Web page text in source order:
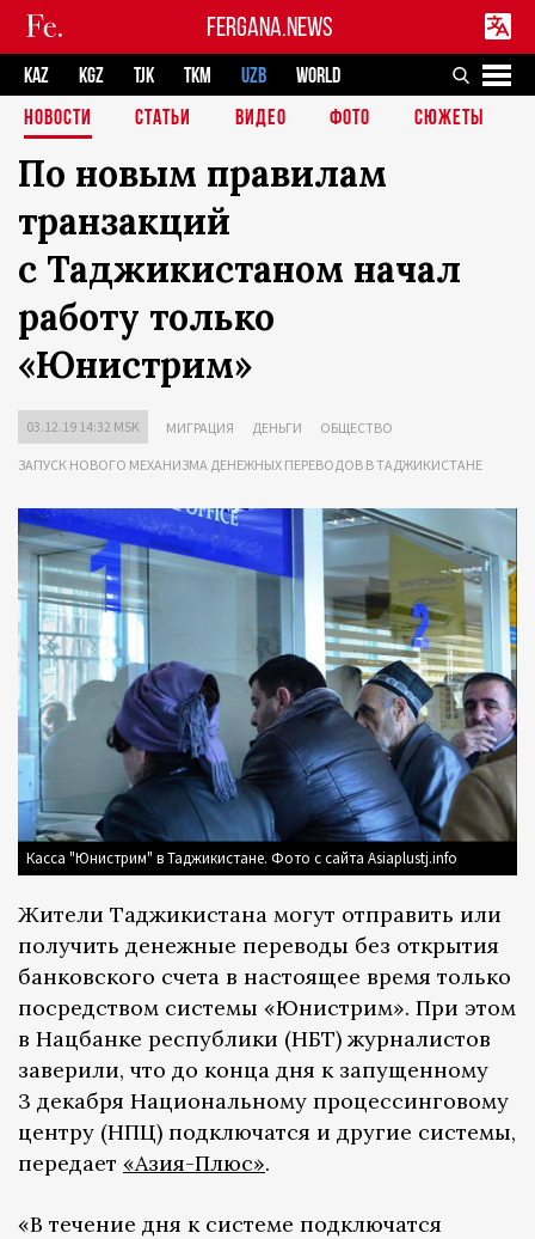
FERGANA.NEWS
KAZ KGZ TJK TKM UZB
WORLD
НОВОСТИ
СТАТЬИ ВИДЕО ФОТО СЮЖЕТЫ
По новым правилам
транзакций
с Таджикистаном начал
работу только
«Юнистрим»
03.12.19 14:32 MSK МИГРАЦИЯ ДЕНЬГИ ОБЩЕСТВО
ЗАПУСК НОВОГО МЕХАНИЗМА ДЕНЕЖНЫХ ПЕРЕВОДОВ В ТАДЖИКИСТАНЕ
Касса "Юнистрим" в Таджикистане. Фото с сайта Asiaplustj.info
Жители Таджикистана могут отправить или
получить денежные переводы без открытия
банковского счета в настоящее время только
посредством системы «Юнистрим». При этом
в Нацбанке республики (НБТ) журналистов
заверили, что до конца дня к запущенному
3 декабря Национальному процессинговому
центру (НПЦ) подключатся и другие системы,
передает «Азия-Плюс».
«В течение дня к системе подключатся